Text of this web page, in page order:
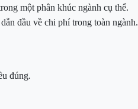
một phân khúc ngành cụ thể.
đầu về chi phí trong toàn ngành.
đúng.